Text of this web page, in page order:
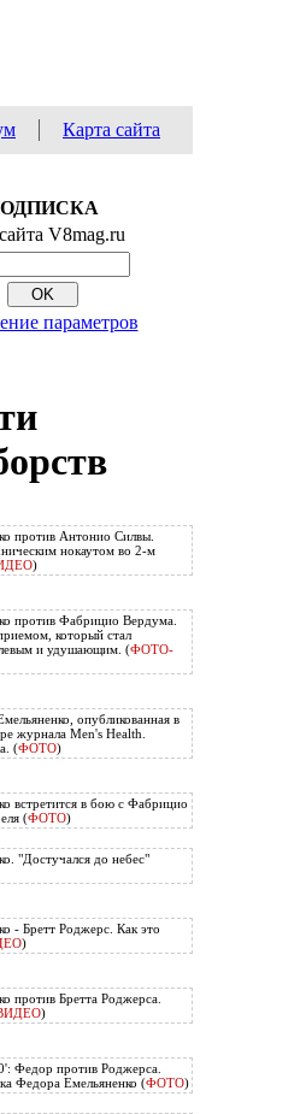
Карта сайта
V8mag.ru
параметров
против Антонио Силвы.
нокаутом во 2-м
)
против Фабрицио Вердума.
который стал
и удушающим. (ФОТО-
опубликованная в
журнала Men's Health.
(ФОТО)
встретится в бою с Фабрицио
(ФОТО)
"Достучался до небес"
- Бретт Роджерс. Как это
)
против Бретта Роджерса.
)
Федор против Роджерса.
Федора Емельяненко (ФОТО)